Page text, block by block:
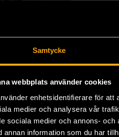
Samtycke
webbplats använder cookies
enhetsidentifierare för att
medier och analysera vår
sociala medier och annons-
annan information som du har